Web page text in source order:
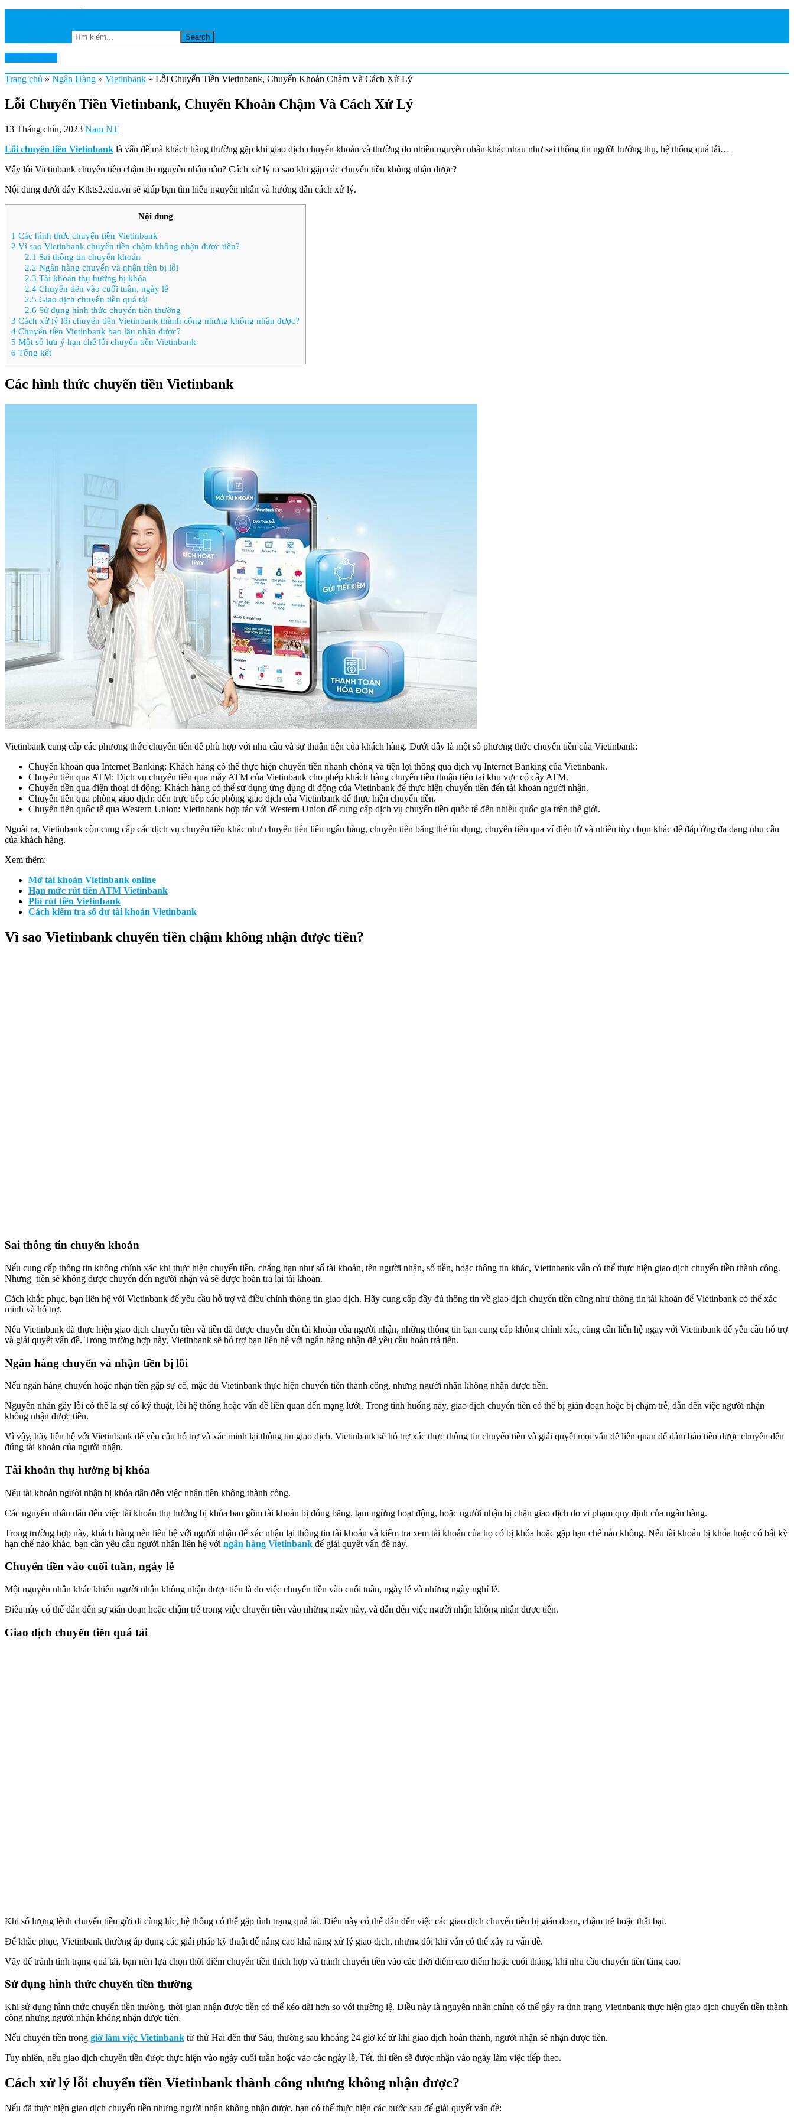
Trang chủ » Ngân Hàng » Vietinbank » Lỗi Chuyển Tiền Vietinbank, Chuyển Khoản Chậm Và Cách Xử Lý
Lỗi Chuyển Tiền Vietinbank, Chuyển Khoản Chậm Và Cách Xử Lý
13 Tháng chín, 2023 Nam NT
Lỗi chuyển tiền Vietinbank là vấn đề mà khách hàng thường gặp khi giao dịch chuyển khoản và thường do nhiều nguyên nhân khác nhau như sai thông tin người hưởng thụ, hệ thống quá tải…
Vậy lỗi Vietinbank chuyển tiền chậm do nguyên nhân nào? Cách xử lý ra sao khi gặp các chuyển tiền không nhận được?
Nội dung dưới đây Ktkts2.edu.vn sẽ giúp bạn tìm hiểu nguyên nhân và hướng dẫn cách xử lý.
Nội dung
1 Các hình thức chuyển tiền Vietinbank
2 Vì sao Vietinbank chuyển tiền chậm không nhận được tiền?
2.1 Sai thông tin chuyển khoản
2.2 Ngân hàng chuyển và nhận tiền bị lỗi
2.3 Tài khoản thụ hưởng bị khóa
2.4Chuyển tiền vào cuối tuần, ngày lễ
2.5 Giao dịch chuyển tiền quá tải
2.6 Sử dụng hình thức chuyển tiền thường
3 Cách xử lý lỗi chuyển tiền Vietinbank thành công nhưng không nhận được?
4 Chuyển tiền Vietinbank bao lâu nhận được?
5 Một số lưu ý hạn chế lỗi chuyển tiền Vietinbank
6 Tổng kết
Các hình thức chuyển tiền Vietinbank
Vietinbank cung cấp các phương thức chuyển tiền để phù hợp với nhu cầu và sự thuận tiện của khách hàng. Dưới đây là một số phương thức chuyển tiền của Vietinbank:
Chuyển khoản qua Internet Banking: Khách hàng có thể thực hiện chuyển tiền nhanh chóng và tiện lợi thông qua dịch vụ Internet Banking của Vietinbank.
Chuyển tiền qua ATM: Dịch vụ chuyển tiền qua máy ATM của Vietinbank cho phép khách hàng chuyển tiền thuận tiện tại khu vực có cây ATM.
Chuyển tiền qua điện thoại di động: Khách hàng có thể sử dụng ứng dụng di động của Vietinbank để thực hiện chuyển tiền đến tài khoản người nhận.
Chuyển tiền qua phòng giao dịch: đến trực tiếp các phòng giao dịch của Vietinbank để thực hiện chuyển tiền.
Chuyển tiền quốc tế qua Western Union: Vietinbank hợp tác với Western Union để cung cấp dịch vụ chuyển tiền quốc tế đến nhiều quốc gia trên thế giới.
Ngoài ra, Vietinbank còn cung cấp các dịch vụ chuyển tiền khác như chuyển tiền liên ngân hàng, chuyển tiền bằng thẻ tín dụng, chuyển tiền qua ví điện tử và nhiều tùy chọn khác để đáp ứng đa dạng nhu cầu
của khách hàng.
Xem thêm:
Mở tài khoản Vietinbank online
Hạn mức rút tiền ATM Vietinbank
Phí rút tiền Vietinbank
Cách kiểm tra số dư tài khoản Vietinbank
Vì sao Vietinbank chuyển tiền chậm không nhận được tiền?
Sai thông tin chuyển khoản
Nếu cung cấp thông tin không chính xác khi thực hiện chuyển tiền, chẳng hạn như số tài khoản, tên người nhận, số tiền, hoặc thông tin khác, Vietinbank vẫn có thể thực hiện giao dịch chuyển tiền thành công.
Nhưng tiền sẽ không được chuyển đến người nhận và sẽ được hoàn trả lại tài khoản.
Cách khắc phục, bạn liên hệ với Vietinbank để yêu cầu hỗ trợ và điều chỉnh thông tin giao dịch. Hãy cung cấp đầy đủ thông tin về giao dịch chuyển tiền cũng như thông tin tài khoản để Vietinbank có thể xác
minh và hỗ trợ.
Nếu Vietinbank đã thực hiện giao dịch chuyển tiền và tiền đã được chuyển đến tài khoản của người nhận, những thông tin bạn cung cấp không chính xác, cũng cần liên hệ ngay với Vietinbank để yêu cầu hỗ trợ
và giải quyết vấn đề. Trong trường hợp này, Vietinbank sẽ hỗ trợ bạn liên hệ với ngân hàng nhận để yêu cầu hoàn trả tiền.
Ngân hàng chuyển và nhận tiền bị lỗi
Nếu ngân hàng chuyển hoặc nhận tiền gặp sự cố, mặc dù Vietinbank thực hiện chuyển tiền thành công, nhưng người nhận không nhận được tiền.
Nguyên nhân gây lỗi có thể là sự cố kỹ thuật, lỗi hệ thống hoặc vấn đề liên quan đến mạng lưới. Trong tình huống này, giao dịch chuyển tiền có thể bị gián đoạn hoặc bị chậm trễ, dẫn đến việc người nhận
không nhận được tiền.
Vì vậy, hãy liên hệ với Vietinbank để yêu cầu hỗ trợ và xác minh lại thông tin giao dịch. Vietinbank sẽ hỗ trợ xác thực thông tin chuyển tiền và giải quyết mọi vấn đề liên quan để đảm bảo tiền được chuyển đến
đúng tài khoản của người nhận.
Tài khoản thụ hưởng bị khóa
Nếu tài khoản người nhận bị khóa dẫn đến việc nhận tiền không thành công.
Các nguyên nhân dẫn đến việc tài khoản thụ hưởng bị khóa bao gồm tài khoản bị đóng băng, tạm ngừng hoạt động, hoặc người nhận bị chặn giao dịch do vi phạm quy định của ngân hàng.
Trong trường hợp này, khách hàng nên liên hệ với người nhận để xác nhận lại thông tin tài khoản và kiểm tra xem tài khoản của họ có bị khóa hoặc gặp hạn chế nào không. Nếu tài khoản bị khóa hoặc có bất kỳ
hạn chế nào khác, bạn cần yêu cầu người nhận liên hệ với ngân hàng Vietinbank để giải quyết vấn đề này.
Chuyển tiền vào cuối tuần, ngày lễ
Một nguyên nhân khác khiến người nhận không nhận được tiền là do việc chuyển tiền vào cuối tuần, ngày lễ và những ngày nghỉ lễ.
Điều này có thể dẫn đến sự gián đoạn hoặc chậm trễ trong việc chuyển tiền vào những ngày này, và dẫn đến việc người nhận không nhận được tiền.
Giao dịch chuyển tiền quá tải
Khi số lượng lệnh chuyển tiền gửi đi cùng lúc, hệ thống có thể gặp tình trạng quá tải. Điều này có thể dẫn đến việc các giao dịch chuyển tiền bị gián đoạn, chậm trễ hoặc thất bại.
Để khắc phục, Vietinbank thường áp dụng các giải pháp kỹ thuật để nâng cao khả năng xử lý giao dịch, nhưng đôi khi vẫn có thể xảy ra vấn đề.
Vậy để tránh tình trạng quá tải, bạn nên lựa chọn thời điểm chuyển tiền thích hợp và tránh chuyển tiền vào các thời điểm cao điểm hoặc cuối tháng, khi nhu cầu chuyển tiền tăng cao.
Sử dụng hình thức chuyển tiền thường
Khi sử dụng hình thức chuyển tiền thường, thời gian nhận được tiền có thể kéo dài hơn so với thường lệ. Điều này là nguyên nhân chính có thể gây ra tình trạng Vietinbank thực hiện giao dịch chuyển tiền thành
công nhưng người nhận không nhận được tiền.
Nếu chuyển tiền trong giờ làm việc Vietinbank từ thứ Hai đến thứ Sáu, thường sau khoảng 24 giờ kể từ khi giao dịch hoàn thành, người nhận sẽ nhận được tiền.
Tuy nhiên, nếu giao dịch chuyển tiền được thực hiện vào ngày cuối tuần hoặc vào các ngày lễ, Tết, thì tiền sẽ được nhận vào ngày làm việc tiếp theo.
Cách xử lý lỗi chuyển tiền Vietinbank thành công nhưng không nhận được?
Nếu đã thực hiện giao dịch chuyển tiền nhưng người nhận không nhận được, bạn có thể thực hiện các bước sau để giải quyết vấn đề: